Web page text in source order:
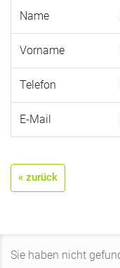
Name
Vorname
Telefon
E-Mail
« zurück